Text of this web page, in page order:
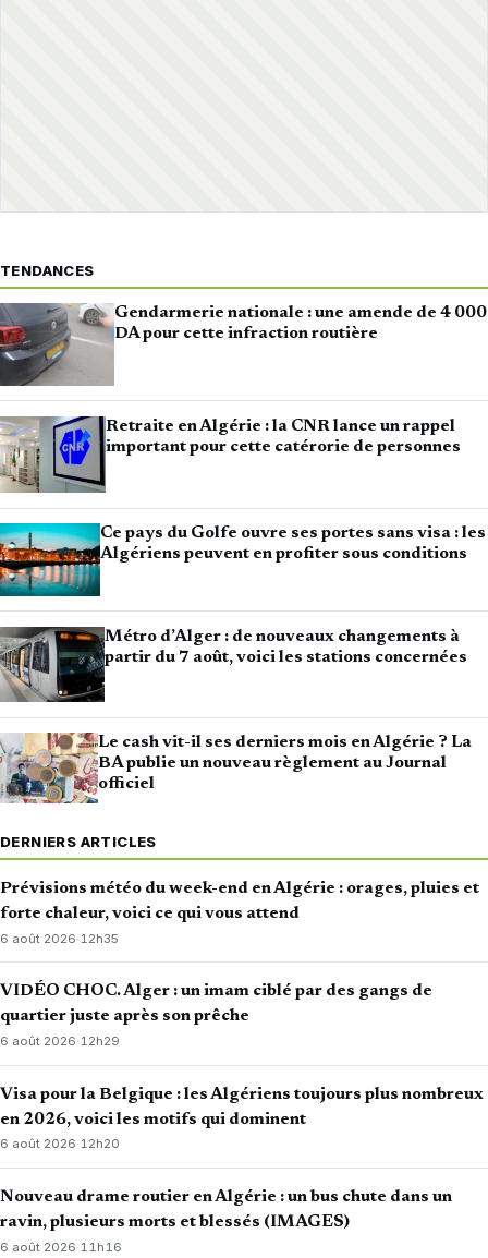
TENDANCES
Gendarmerie nationale : une amende de 4 000
DA pour cette infraction routière
Retraite en Algérie : la CNR lance un rappel
important pour cette catérorie de personnes
Ce pays du Golfe ouvre ses portes sans visa : les
Algériens peuvent en profiter sous conditions
Métro d’Alger : de nouveaux changements à
partir du 7 août, voici les stations concernées
Le cash vit-il ses derniers mois en Algérie ? La
BA publie un nouveau règlement au Journal
officiel
DERNIERS ARTICLES
Prévisions météo du week-end en Algérie : orages, pluies et
forte chaleur, voici ce qui vous attend
6 août 2026· 12h35
VIDÉO CHOC. Alger : un imam ciblé par des gangs de
quartier juste après son prêche
6 août 2026·12h29
Visa pour la Belgique : les Algériens toujours plus nombreux
en 2026, voici les motifs qui dominent
6 août 2026·12h20
Nouveau drame routier en Algérie : un bus chute dans un
ravin, plusieurs morts et blessés (IMAGES)
6 août 2026·11h16